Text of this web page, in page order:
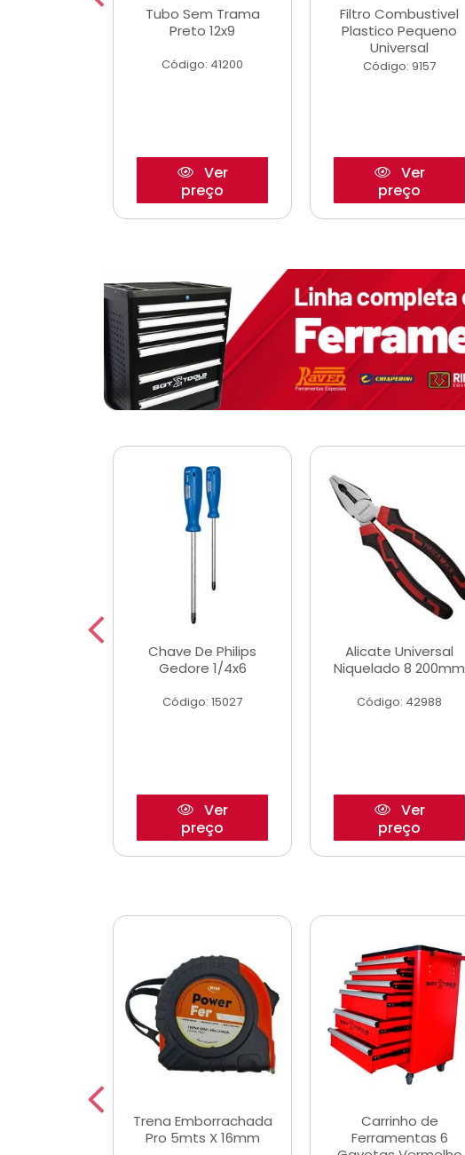
Tubo Sem Trama
Preto 12x9
Código: 41200
Ver
preço
Filtro Combustivel
Plastico Pequeno
Universal
Código: 9157
Ver
preço
Chave De Philips
Gedore 1/4x6
Código: 15027
Ver
preço
Alicate Universal
Niquelado 8 200mm
Código: 42988
Ver
preço
Trena Emborrachada
Pro 5mts X 16mm
Carrinho de
Ferramentas 6